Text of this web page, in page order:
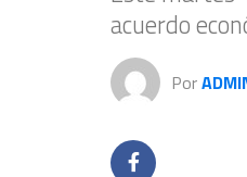
acuerdo
Por